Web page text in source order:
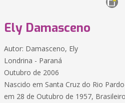
Ely Damasceno
Autor: Damasceno, Ely
Londrina - Paraná
Outubro de 2006
Nascido em Santa Cruz do Rio
em 28 de Outubro de 1957,